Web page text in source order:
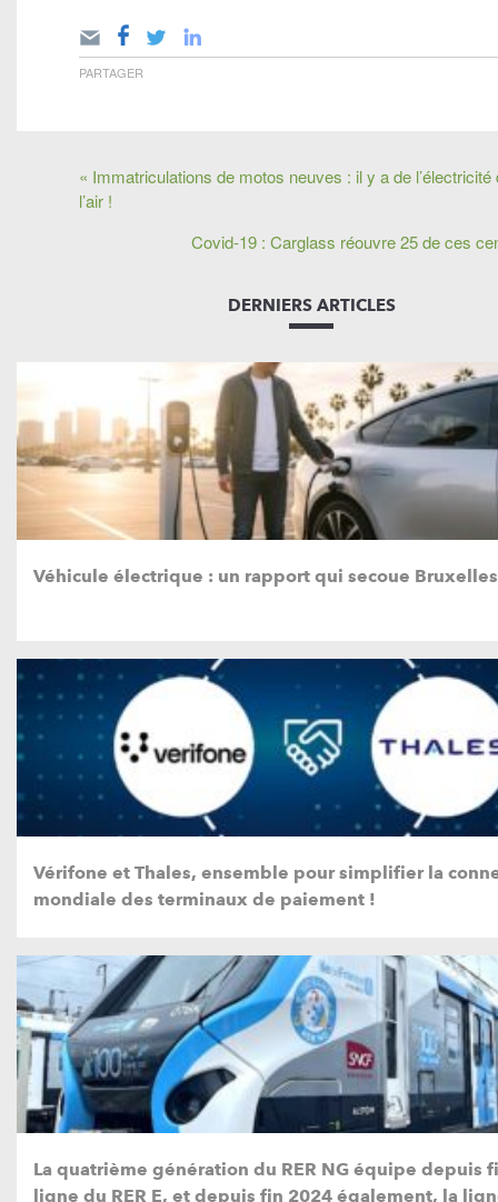
PARTAGER
« Immatriculations de motos neuves : il y a de l’électricité
l’air !
Covid-19 : Carglass réouvre 25 de ces
DERNIERS ARTICLES
Véhicule électrique : un rapport qui secoue
Vérifone et Thales, ensemble pour simplifier la
mondiale des terminaux de paiement !
La quatrième génération du RER NG équipe depuis
ligne du RER E, et depuis fin 2024 également, la